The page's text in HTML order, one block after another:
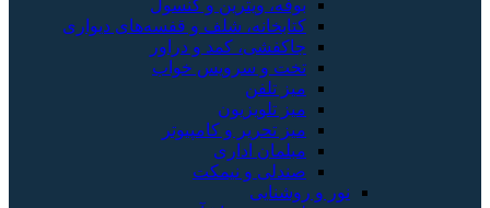
بوفه، ویترین و کنسول
کتابخانه، شلف و قفسه‌های دیواری
جاکفشی، کمد و دراور
تخت و سرویس خواب
میز تلفن
میز تلویزیون
میز تحریر و کامپیوتر
مبلمان اداری
صندلی و نیمکت
نور و روشنایی